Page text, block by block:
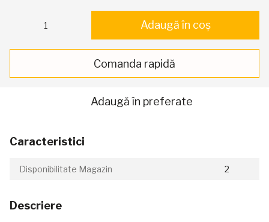
Adaugă în coș
Comanda rapidă
Adaugă în preferate
Caracteristici
Disponibilitate Magazin 2
Descriere